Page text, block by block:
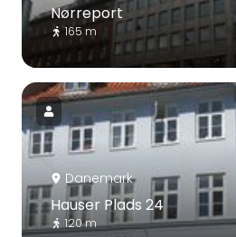
Nørreport
165 m
Danemark
Hauser Plads 24
120 m